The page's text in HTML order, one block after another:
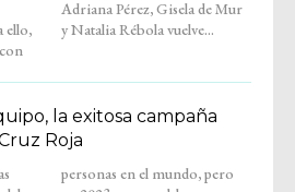
ello,
y Natalia Rébola vuelve...
la exitosa campaña
Roja